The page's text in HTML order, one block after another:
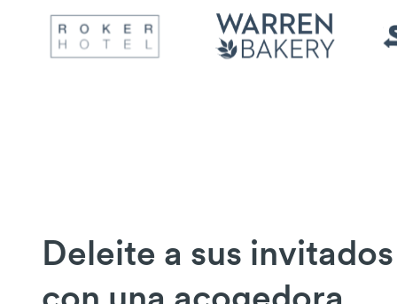
Deleite a sus invitados